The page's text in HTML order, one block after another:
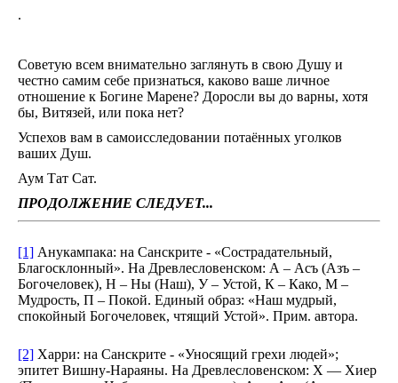
.
Советую всем внимательно заглянуть в свою Душу и
честно самим себе признаться, каково ваше личное
отношение к Богине Марене? Доросли вы до варны, хотя
бы, Витязей, или пока нет?
Успехов вам в самоисследовании потаённых уголков
ваших Душ.
Аум Тат Сат.
ПРОДОЛЖЕНИЕ СЛЕДУЕТ...
[1] Анукампака: на Санскрите - «Сострадательный,
Благосклонный». На Древлесловенском: А – Асъ (Азъ –
Богочеловек), Н – Ны (Наш), У – Устой, К – Како, М –
Мудрость, П – Покой. Единый образ: «Наш мудрый,
спокойный Богочеловек, чтящий Устой». Прим. автора.
[2] Харри: на Санскрите - «Уносящий грехи людей»;
эпитет Вишну-Нараяны. На Древлесловенском: Х — Хиер